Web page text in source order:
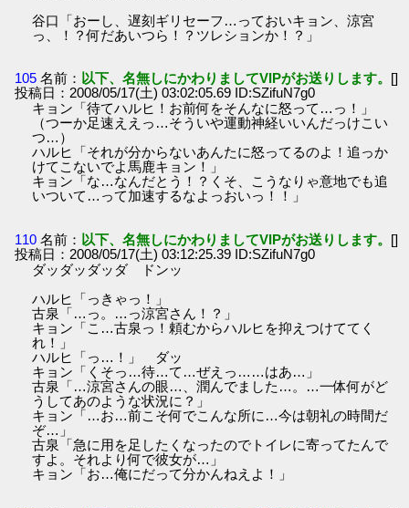
谷口「おーし、遅刻ギリセーフ…っておいキョン、涼宮
っ、！？何だあいつら！？ツレションか！？」
105 名前： 以下、名無しにかわりましてVIPがお送りします。 []
投稿日：2008/05/17(土) 03:02:05.69 ID:SZifuN7g0
キョン「待てハルヒ！お前何をそんなに怒って…っ！」
（つーか足速ええっ…そういや運動神経いいんだっけこい
つ…）
ハルヒ「それが分からないあんたに怒ってるのよ！追っか
けてこないでよ馬鹿キョン！」
キョン「な…なんだとう！？くそ、こうなりゃ意地でも追
いついて…って加速するなよっおいっ！！」
110 名前： 以下、名無しにかわりましてVIPがお送りします。 []
投稿日：2008/05/17(土) 03:12:25.39 ID:SZifuN7g0
ダッダッダッダ ドンッ
ハルヒ「っきゃっ！」
古泉「…っ。…っ涼宮さん！？」
キョン「こ…古泉っ！頼むからハルヒを抑えつけててく
れ！」
ハルヒ「っ…！」 ダッ
キョン「くそっ…待…て…ぜえっ……はあ…」
古泉「…涼宮さんの眼…、潤んでました…。…一体何がど
うしてあのような状況に？」
キョン「…お…前こそ何でこんな所に…今は朝礼の時間だ
ぞ…」
古泉「急に用を足したくなったのでトイレに寄ってたんで
すよ。それより何で彼女が…」
キョン「お…俺にだって分かんねえよ！」